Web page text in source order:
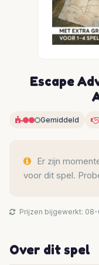
Escape
Gemiddeld
Er zijn
voor dit spel.
Prijzen bijgewerkt:
Over dit spel